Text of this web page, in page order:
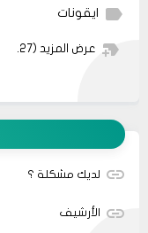
ايقونات
عرض المزيد (27)
لديك مشكلة ؟
الأرشيف